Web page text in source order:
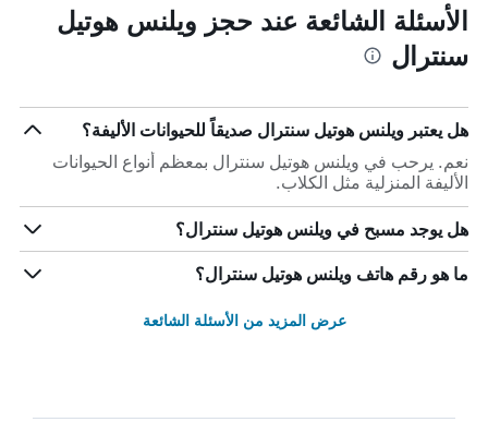
الأسئلة الشائعة عند حجز ويلنس هوتيل
سنترال
هل يعتبر ويلنس هوتيل سنترال صديقاً للحيوانات الأليفة؟
نعم. يرحب في ويلنس هوتيل سنترال بمعظم أنواع الحيوانات
الأليفة المنزلية مثل الكلاب.
هل يوجد مسبح في ويلنس هوتيل سنترال؟
ما هو رقم هاتف ويلنس هوتيل سنترال؟
عرض المزيد من الأسئلة الشائعة